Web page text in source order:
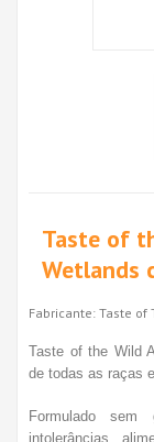
Taste of
Wetlands
Fabricante: Taste of
Taste of the Wild
de todas as raças
Formulado
intolerâncias